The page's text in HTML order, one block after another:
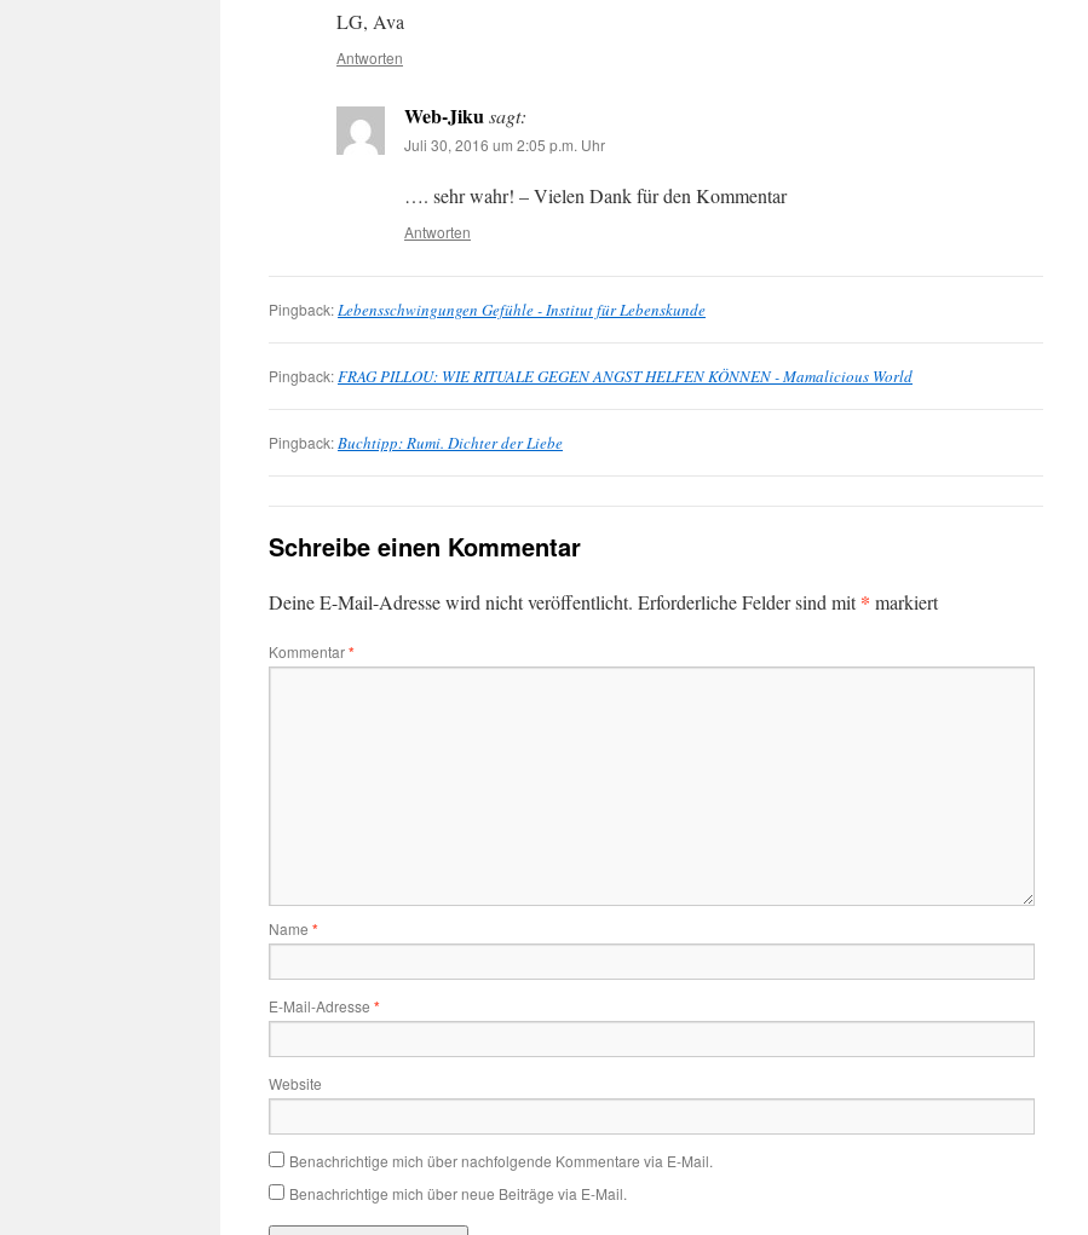
LG, Ava
Antworten
Web-Jikusagt:
Juli 30, 2016 um 2:05 p.m. Uhr
…. sehr wahr! – Vielen Dank für den Kommentar
Antworten
Pingback:Lebensschwingungen Gefühle - Institut für Lebenskunde
Pingback:FRAG PILLOU: WIE RITUALE GEGEN ANGST HELFEN KÖNNEN - Mamalicious World
Pingback:Buchtipp: Rumi. Dichter der Liebe
Schreibe einen Kommentar
Deine E-Mail-Adresse wird nicht veröffentlicht. Erforderliche Felder sind mit* markiert
Kommentar*
Name *
E-Mail-Adresse *
Website
Benachrichtige mich über nachfolgende Kommentare via E-Mail.
Benachrichtige mich über neue Beiträge via E-Mail.